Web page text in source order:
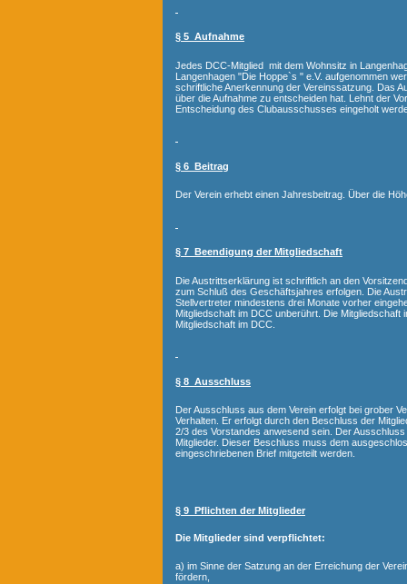
§ 5 Aufnahme
Jedes DCC-Mitglied mit dem Wohnsitz in
Langenhagen "Die Hoppe`s " e.V. aufgenommen
schriftliche Anerkennung der Vereinssatzung. Das
über die Aufnahme zu entscheiden hat. Lehnt der
Entscheidung des Clubausschusses eingeholt
§ 6 Beitrag
Der Verein erhebt einen Jahresbeitrag. Über die
§ 7 Beendigung der Mitgliedschaft
Die Austrittserklärung ist schriftlich an den
zum Schluß des Geschäftsjahres erfolgen. Die
Stellvertreter mindestens drei Monate vorher
Mitgliedschaft im DCC unberührt. Die
Mitgliedschaft im DCC.
§ 8 Ausschluss
Der Ausschluss aus dem Verein erfolgt bei grober
Verhalten. Er erfolgt durch den Beschluss der
2/3 des Vorstandes anwesend sein. Der
Mitglieder. Dieser Beschluss muss dem
eingeschriebenen Brief mitgeteilt werden.
§ 9 Pflichten der Mitglieder
Die Mitglieder sind verpflichtet:
a) im Sinne der Satzung an der Erreichung der
fördern,